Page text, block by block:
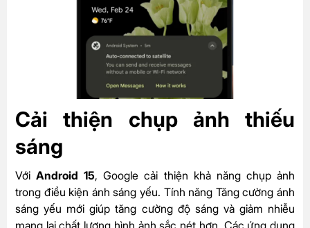
Cải thiện chụp ảnh thiếu
sáng
VớiAndroid 15, Google cải thiện khả năng chụp ảnh
trong điều kiện ánh sáng yếu. Tính năng Tăng cường ánh
sáng yếu mới giúp tăng cường độ sáng và giảm nhiễu
mang lại chất lượng hình ảnh sắc nét hơn. Các ứng dụng